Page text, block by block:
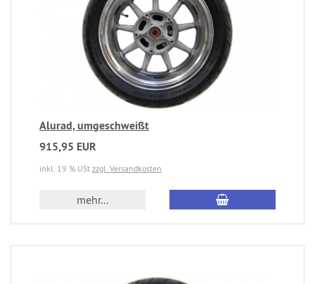
Alurad, umgeschweißt
915,95 EUR
inkl. 19 % USt zzgl. Versandkosten
mehr...